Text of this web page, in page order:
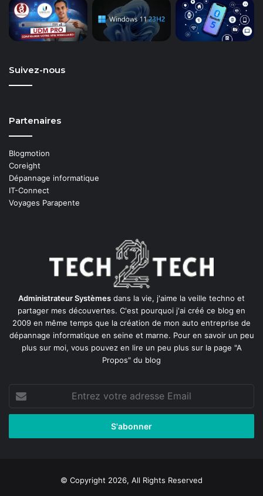
Suivez-nous
Partenaires
Blogmotion
Coreight
Dépannage informatique
IT-Connect
Voyages Parapente
Administrateur Systèmes dans la vie, j'aime la veille techno et
partager mes découvertes. C'est pourquoi j'ai créé ce blog en
2009 en même temps que la création de mon auto entreprise de
dépannage informatique en seine et marne. Pour en savoir un peu
plus sur moi, vous pouvez en lire un peu plus sur la page "A
Propos" du blog
votre
adresse
© Copyright 2026, All Rights Reserved